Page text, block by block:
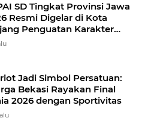
SD Tingkat Provinsi Jawa
Resmi Digelar di Kota
Penguatan Karakter
Prestasi Siswa
Jadi Simbol Persatuan:
Bekasi Rayakan Final
2026 dengan Sportivitas